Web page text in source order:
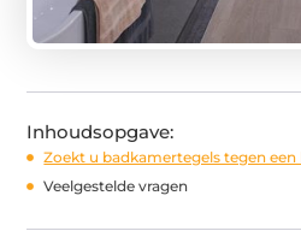
Inhoudsopgave:
Zoekt u badkamertegels tegen een
Veelgestelde vragen